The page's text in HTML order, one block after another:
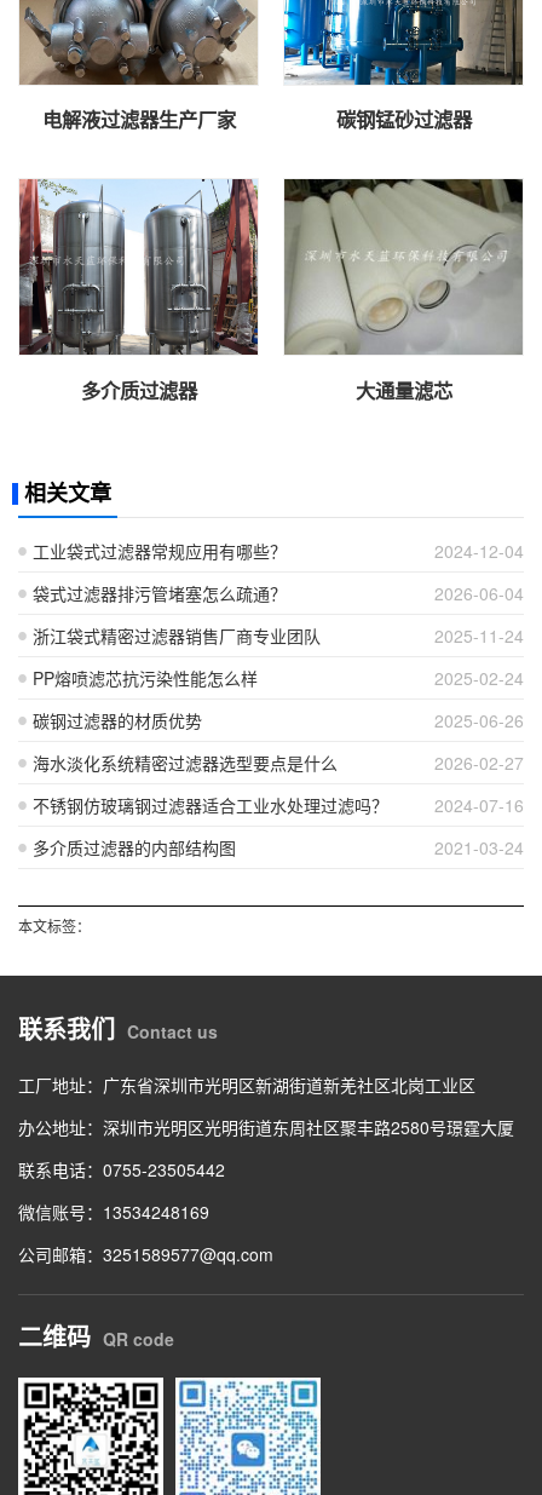
电解液过滤器生产厂家 碳钢锰砂过滤器
多介质过滤器 大通量滤芯
相关文章
2024-12-04
工业袋式过滤器常规应用有哪些？
2026-06-04
袋式过滤器排污管堵塞怎么疏通？
2025-11-24
浙江袋式精密过滤器销售厂商专业团队
2025-02-24
PP熔喷滤芯抗污染性能怎么样
2025-06-26
碳钢过滤器的材质优势
2026-02-27
海水淡化系统精密过滤器选型要点是什么
2024-07-16
不锈钢仿玻璃钢过滤器适合工业水处理过滤吗？
2021-03-24
多介质过滤器的内部结构图
本文标签：
联系我们 Contact us
工厂地址：广东省深圳市光明区新湖街道新羌社区北岗工业区
办公地址：深圳市光明区光明街道东周社区聚丰路2580号璟霆大厦
联系电话：0755-23505442
微信账号：13534248169
公司邮箱：3251589577@qq.com
二维码 QR code